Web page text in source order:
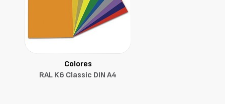
Colores
RAL K6 Classic DIN A4